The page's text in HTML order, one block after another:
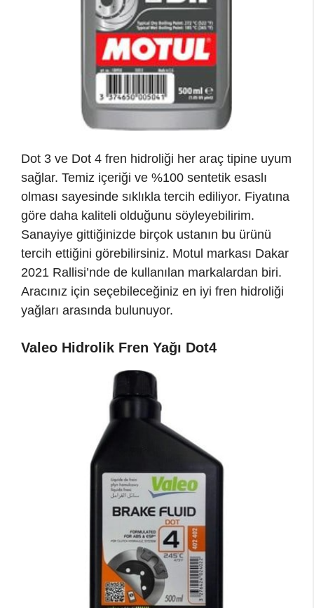
Dot 3 ve Dot 4 fren hidroliği her araç tipine uyum
sağlar. Temiz içeriği ve %100 sentetik esaslı
olması sayesinde sıklıkla tercih ediliyor. Fiyatına
göre daha kaliteli olduğunu söyleyebilirim.
Sanayiye gittiğinizde birçok ustanın bu ürünü
tercih ettiğini görebilirsiniz. Motul markası Dakar
2021 Rallisi’nde de kullanılan markalardan biri.
Aracınız için seçebileceğiniz en iyi fren hidroliği
yağları arasında bulunuyor.
Valeo Hidrolik Fren Yağı Dot4